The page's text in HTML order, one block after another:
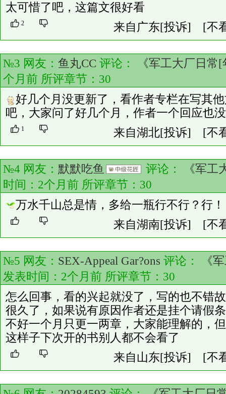
太可惜了吧，这篇文很好看
2 来自广东[投诉] [不
№3 网友： 鱼丸CC 评论：
《军工大厂日常
个月前 所评章节： 30
好几个月没更新了，看作者专栏在写其
吧，大家问了好几个月，作者一个回应也
1 来自湖北[投诉] [不
№4 网友： 默默吃鱼 评论：
《军
时间：2个月前 所评章节： 30
万水千山总是情，多给一瓶行不行？行！
来自湖南[投诉] [不
№5 网友： SEX-Appeal Gar?ons 评论：
《
发表时间：2个月前 所评章节： 30
怎么回事，看的兴起就没了，写的也不错
很久了，如果说有原因作者还是挂个请假
不好一个月只更一两章，大家能理解的，
这样子下次开的书别人都不会看了
来自山东[投诉] [不